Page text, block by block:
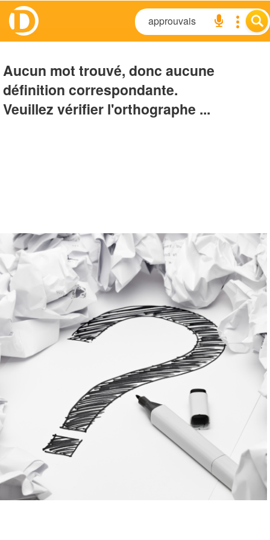
Aucun mot trouvé, donc aucune
définition correspondante.
Veuillez vérifier l'orthographe ...